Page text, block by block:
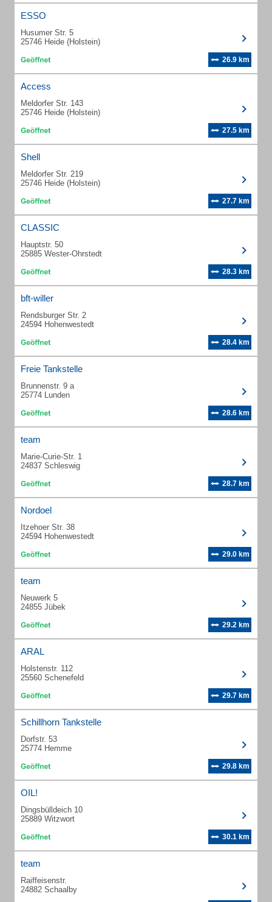
ESSO
Husumer Str. 5
25746 Heide (Holstein)
26.9 km
Access
Meldorfer Str. 143
25746 Heide (Holstein)
27.5 km
Shell
Meldorfer Str. 219
25746 Heide (Holstein)
27.7 km
CLASSIC
Hauptstr. 50
25885 Wester-Ohrstedt
28.3 km
bft-willer
Rendsburger Str. 2
24594 Hohenwestedt
28.4 km
Freie Tankstelle
Brunnenstr. 9 a
25774 Lunden
28.6 km
team
Marie-Curie-Str. 1
24837 Schleswig
28.7 km
Nordoel
Itzehoer Str. 38
24594 Hohenwestedt
29.0 km
team
Neuwerk 5
24855 Jübek
29.2 km
ARAL
Holstenstr. 112
25560 Schenefeld
29.7 km
Schillhorn Tankstelle
Dorfstr. 53
25774 Hemme
29.8 km
OIL!
Dingsbülldeich 10
25889 Witzwort
30.1 km
team
Raiffeisenstr.
24882 Schaalby